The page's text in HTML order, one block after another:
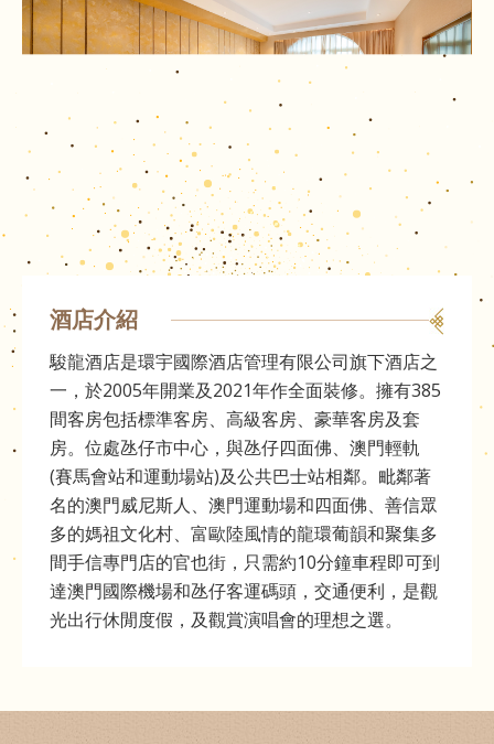
酒店介紹
駿龍酒店是環宇國際酒店管理有限公司旗下酒店之
一，於2005年開業及2021年作全面裝修。擁有385
間客房包括標準客房、高級客房、豪華客房及套
房。位處氹仔市中心，與氹仔四面佛、澳門輕軌
(賽馬會站和運動場站)及公共巴士站相鄰。毗鄰著
名的澳門威尼斯人、澳門運動場和四面佛、善信眾
多的媽祖文化村、富歐陸風情的龍環葡韻和聚集多
間手信專門店的官也街，只需約10分鐘車程即可到
達澳門國際機場和氹仔客運碼頭，交通便利，是觀
光出行休閒度假，及觀賞演唱會的理想之選。